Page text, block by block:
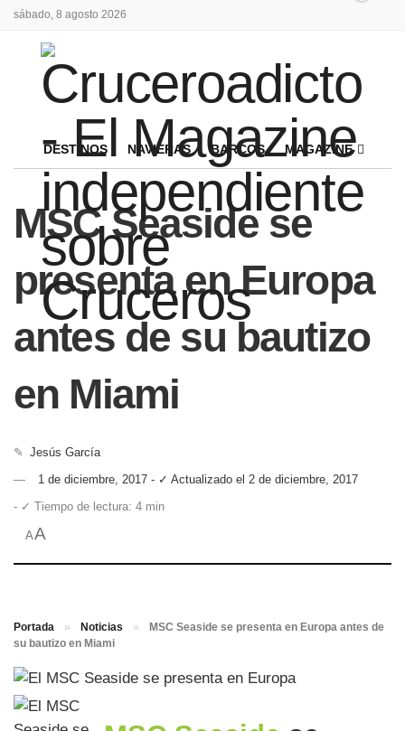
sábado, 8 agosto 2026
DESTINOS NAVIERAS BARCOS MAGAZINE
MSC Seaside se
presenta en Europa
antes de su bautizo
en Miami
✎ Jesús García
1 de diciembre, 2017 - ✓ Actualizado el 2 de diciembre, 2017
- ✓ Tiempo de lectura: 4 min
AA
Portada » Noticias »
MSC Seaside se presenta en Europa antes de
su bautizo en Miami